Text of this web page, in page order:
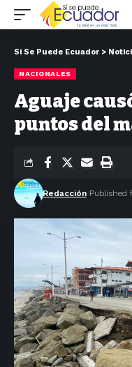
Si Se Puede Ecuador >
NACIONALES
Aguaje
puntos del
Redacción Published